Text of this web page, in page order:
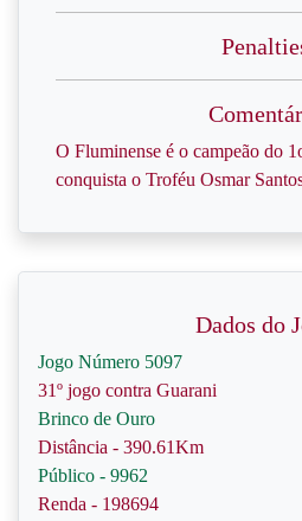
O Fluminense é o campeão do
conquista o Troféu Osmar
Dados do
Jogo Número 5097
31º jogo contra Guarani
Brinco de Ouro
Distância - 390.61Km
Público - 9962
Renda - 198694